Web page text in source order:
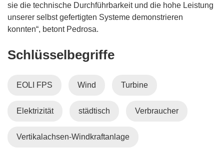
sie die technische Durchführbarkeit und die hohe Leistung
unserer selbst gefertigten Systeme demonstrieren
konnten“, betont Pedrosa.
Schlüsselbegriffe
EOLI FPS Wind Turbine
Elektrizität städtisch Verbraucher
Vertikalachsen-Windkraftanlage